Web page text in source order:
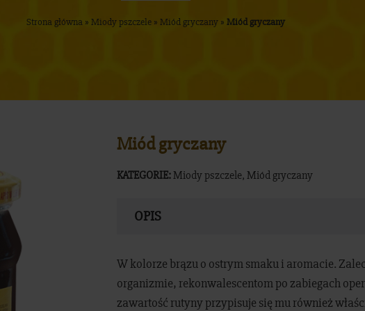
Strona główna » Miody pszczele » Miód gryczany » Miód gryczany
Miód gryczany
KATEGORIE:Miody pszczele,Miód gryczany
OPIS
W kolorze brązu o ostrym smaku i aromacie.
organizmie, rekonwalescentom po zabiegach
zawartość rutyny przypisuje się mu również